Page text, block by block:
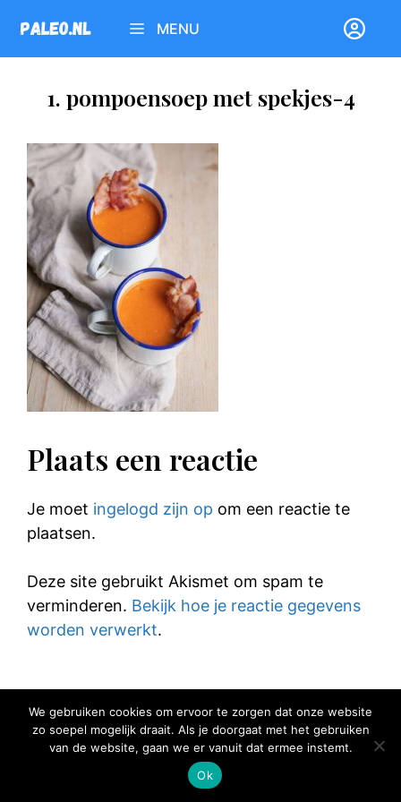
naar
de
MENU
1. pompoensoep met spekjes-4
Plaats een reactie
Je moet ingelogd zijn op om een reactie te
plaatsen.
Deze site gebruikt Akismet om spam te
verminderen. Bekijk hoe je reactie gegevens
worden verwerkt.
© 2025 Elke Hap Telt
We gebruiken cookies om ervoor te zorgen dat onze website
zo soepel mogelijk draait. Als je doorgaat met het gebruiken
van de website, gaan we er vanuit dat ermee instemt.
Ok